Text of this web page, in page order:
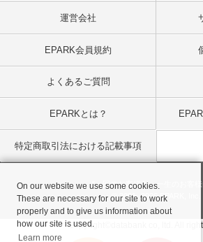
運営会社
EPARK会員規約
よくあるご質問
EPARKとは？
特定商取引法における記載事項
"一回のお客様を、一生のお客
© 2001- 2026 EPARK, Inc.
Copyright©databank co, ltd. All
On our website we use some cookies.
These are necessary for our site to work
properly and to give us information about
how our site is used.
Learn more